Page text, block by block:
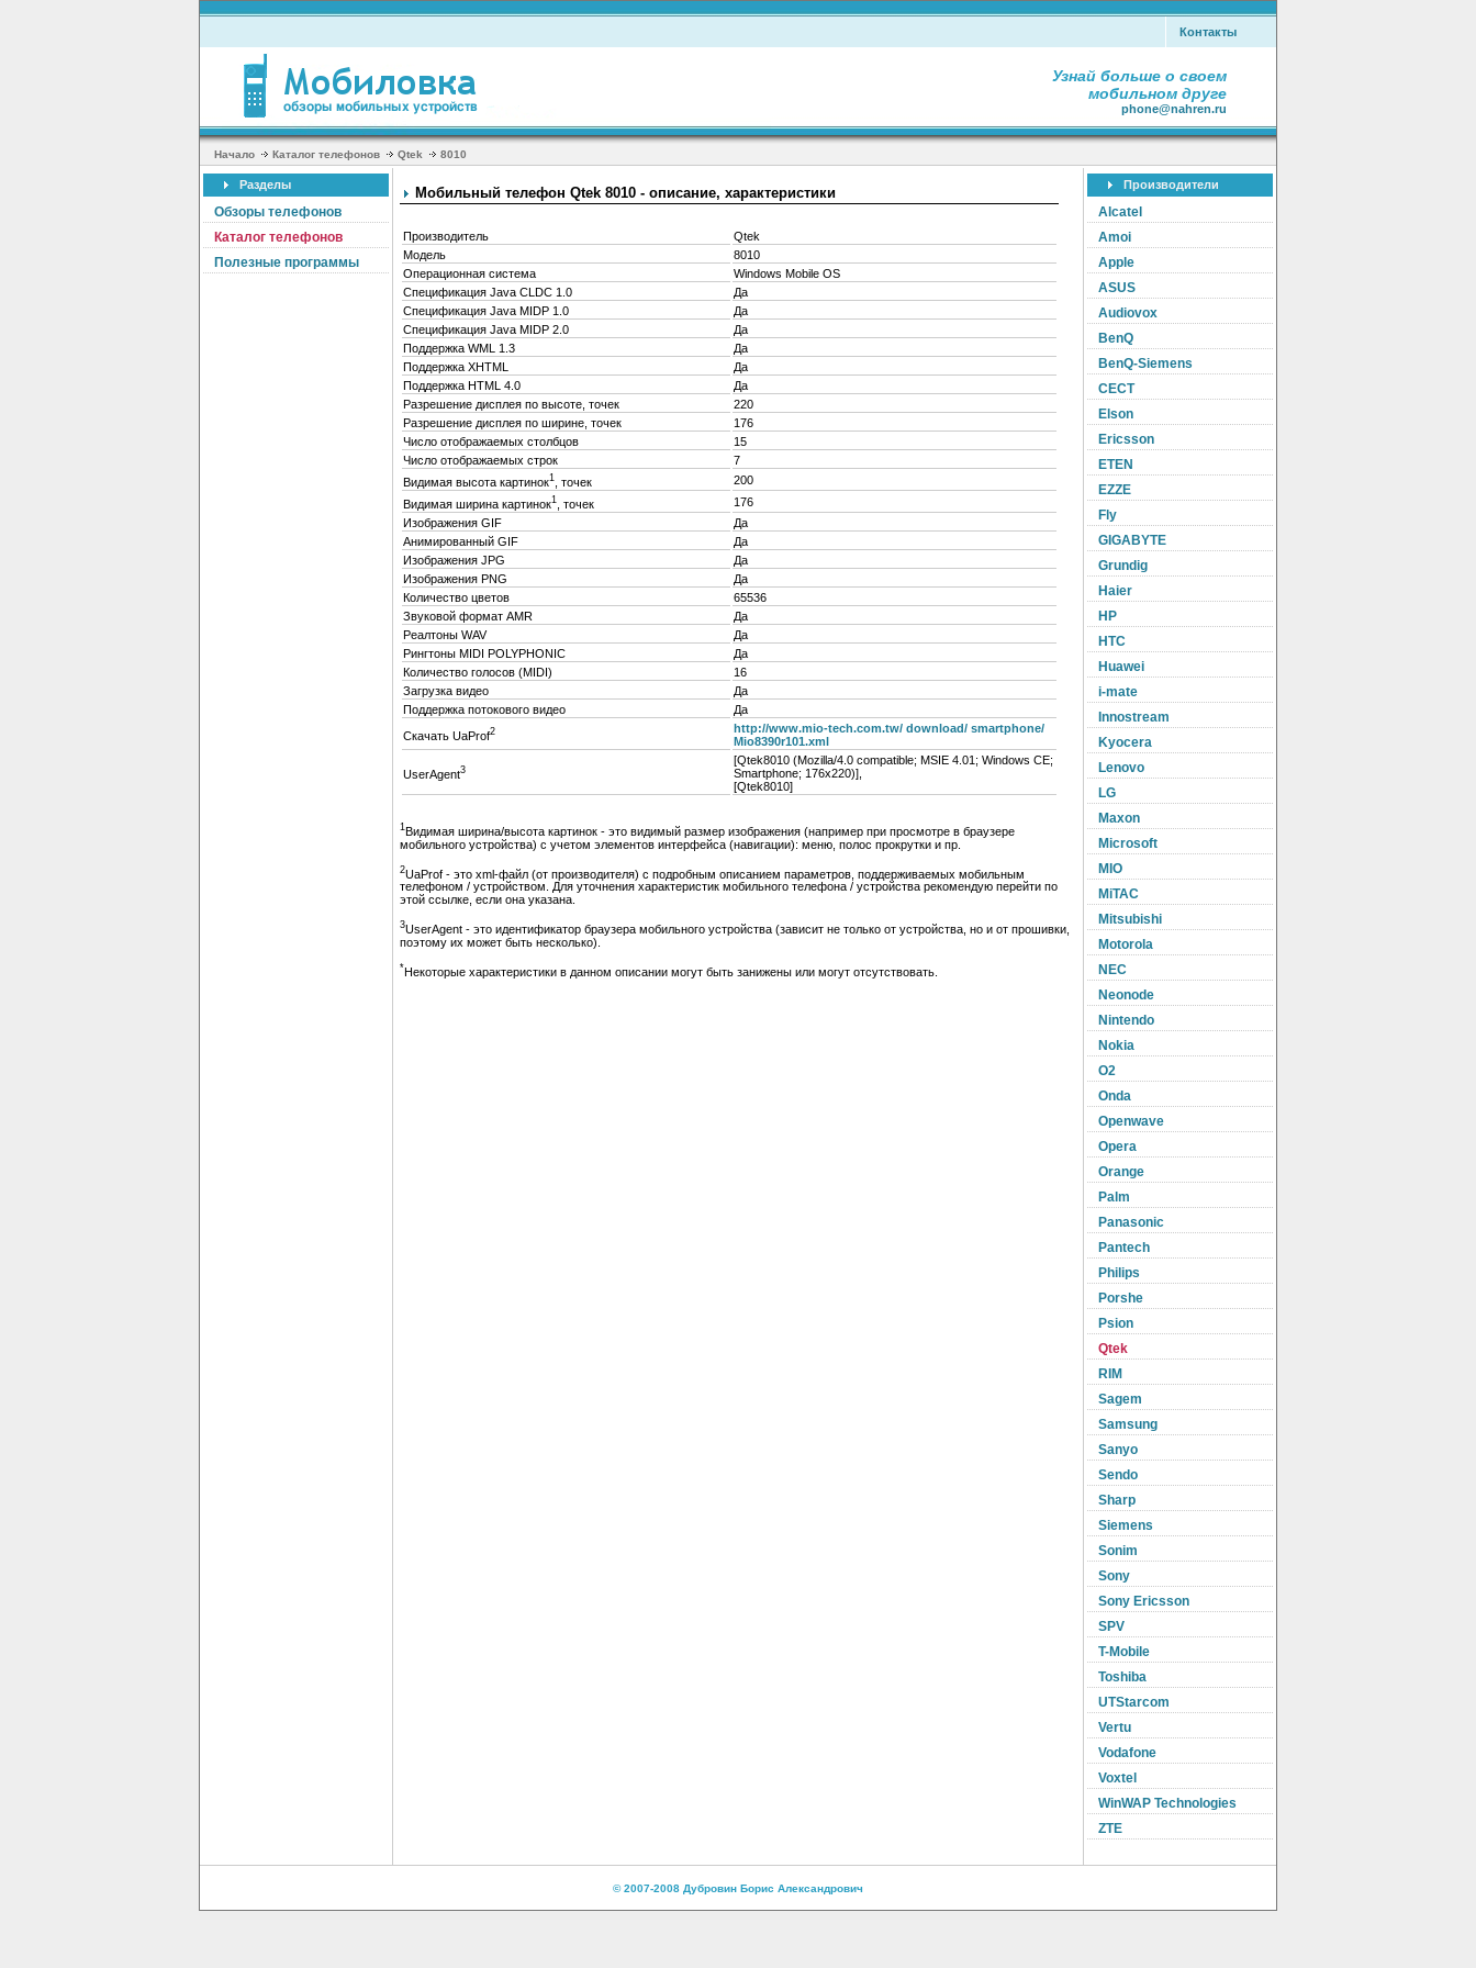
Контакты
Узнай больше о своем
мобильном друге
phone@nahren.ru
Начало Каталог телефонов Qtek 8010
Разделы
Обзоры телефонов
Каталог телефонов
Полезные программы
Мобильный телефон Qtek 8010 - описание, характеристики
Производитель
Qtek
Модель
8010
Операционная система
Windows Mobile OS
Спецификация Java CLDC 1.0
Да
Спецификация Java MIDP 1.0
Да
Спецификация Java MIDP 2.0
Да
Поддержка WML 1.3
Да
Поддержка XHTML
Да
Поддержка HTML 4.0
Да
Разрешение дисплея по высоте, точек
220
Разрешение дисплея по ширине, точек
176
Число отображаемых столбцов
15
Число отображаемых строк
7
Видимая высота картинок1 , точек
200
Видимая ширина картинок1 , точек
176
Изображения GIF
Да
Анимированный GIF
Да
Изображения JPG
Да
Изображения PNG
Да
Количество цветов
65536
Звуковой формат AMR
Да
Реалтоны WAV
Да
Рингтоны MIDI POLYPHONIC
Да
Количество голосов (MIDI)
16
Загрузка видео
Да
Поддержка потокового видео
Да
Скачать UaProf2
http://www.mio-tech.com.tw/ download/ smartphone/
Mio8390r101.xml
UserAgent3
[Qtek8010 (Mozilla/4.0 compatible; MSIE 4.01; Windows CE;
Smartphone; 176x220)],
[Qtek8010]
1Видимая ширина/высота картинок - это видимый размер изображения (например при просмотре в браузере
мобильного устройства) с учетом элементов интерфейса (навигации): меню, полос прокрутки и пр.
2UaProf - это xml-файл (от производителя) с подробным описанием параметров, поддерживаемых мобильным
телефоном / устройством. Для уточнения характеристик мобильного телефона / устройства рекомендую перейти по
этой ссылке, если она указана.
3UserAgent - это идентификатор браузера мобильного устройства (зависит не только от устройства, но и от прошивки,
поэтому их может быть несколько).
*Некоторые характеристики в данном описании могут быть занижены или могут отсутствовать.
Производители
Alcatel
Amoi
Apple
ASUS
Audiovox
BenQ
BenQ-Siemens
CECT
Elson
Ericsson
ETEN
EZZE
Fly
GIGABYTE
Grundig
Haier
HP
HTC
Huawei
i-mate
Innostream
Kyocera
Lenovo
LG
Maxon
Microsoft
MIO
MiTAC
Mitsubishi
Motorola
NEC
Neonode
Nintendo
Nokia
O2
Onda
Openwave
Opera
Orange
Palm
Panasonic
Pantech
Philips
Porshe
Psion
Qtek
RIM
Sagem
Samsung
Sanyo
Sendo
Sharp
Siemens
Sonim
Sony
Sony Ericsson
SPV
T-Mobile
Toshiba
UTStarcom
Vertu
Vodafone
Voxtel
WinWAP Technologies
ZTE
© 2007-2008 Дубровин Борис Александрович